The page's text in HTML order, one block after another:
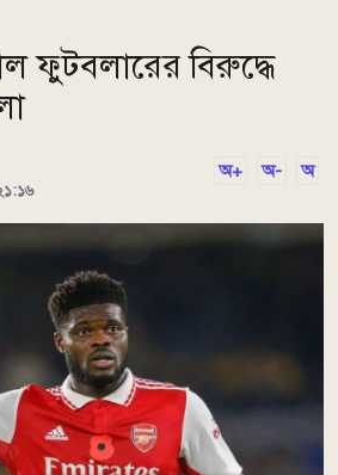
ফুটবলারের বিরুদ্ধে
অ+ অ- অ